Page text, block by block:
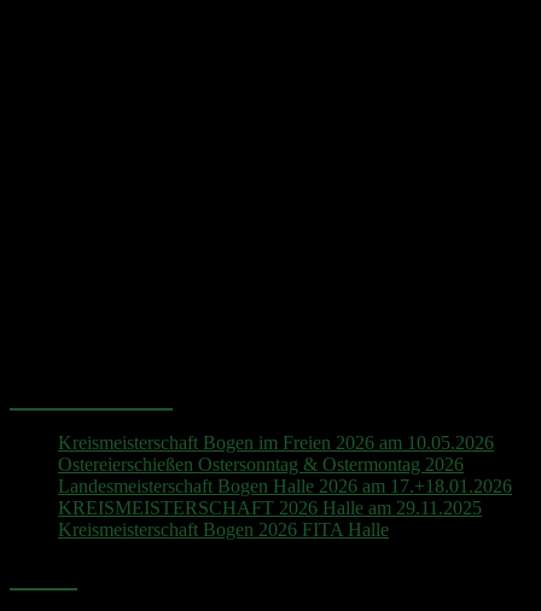
Kreismeisterschaft Bogen im Freien 2026 am 10.05.2026
Ostereierschießen Ostersonntag & Ostermontag 2026
Landesmeisterschaft Bogen Halle 2026 am 17.+18.01.2026
KREISMEISTERSCHAFT 2026 Halle am 29.11.2025
Kreismeisterschaft Bogen 2026 FITA Halle